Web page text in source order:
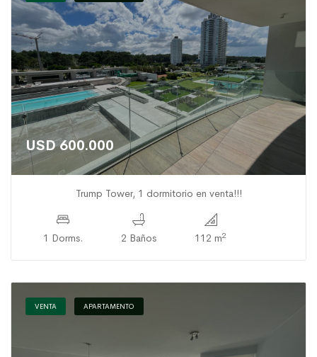
USD 600.000
Trump Tower, 1 dormitorio en venta!!!
1 Dorms. 2 Baños 112 m2
VENTA APARTAMENTO